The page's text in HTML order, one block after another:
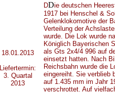
18.01.2013
Liefertermin:
3. Quartal
2013
DDie deutschen
1917 bei Henschel &
Gelenklokomotive der
Verteilung der
wurde. Die Lok wurde
Königlich Bayerischen
als Gts 2x4/4 996 auf
einsetzt hatten. Nach
Reichsbahn wurde die
eingereiht. Sie verblieb
auf 1.435 mm im Jahr
verschrottet. Auf